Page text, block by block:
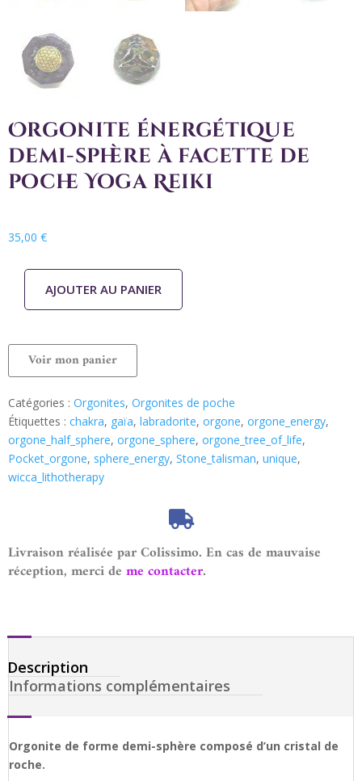
Orgonite énergétique
demi-sphère à facette de
poche Yoga Reiki
35,00 €
AJOUTER AU PANIER
Voir mon panier
Catégories : Orgonites, Orgonites de poche
Étiquettes : chakra, gaïa, labradorite, orgone, orgone_energy,
orgone_half_sphere, orgone_sphere, orgone_tree_of_life,
Pocket_orgone, sphere_energy, Stone_talisman, unique,
wicca_lithotherapy
Livraison réalisée par Colissimo. En cas de mauvaise
réception, merci de me contacter.
Description
Informations complémentaires
Orgonite de forme demi-sphère composé d’un cristal de
roche.